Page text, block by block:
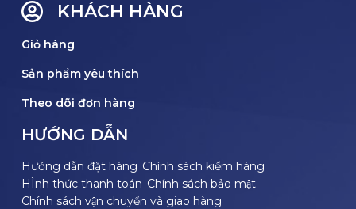
KHÁCH HÀNG
Giỏ hàng
Sản phẩm yêu thích
Theo dõi đơn hàng
HƯỚNG DẪN
Hướng dẫn đặt hàng Chính sách kiểm hàng
HÌnh thức thanh toán Chính sách bảo mật
Chính sách vận chuyển và giao hàng